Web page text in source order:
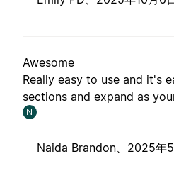
Awesome
Really easy to use and it's
sections and expand as
N
Naida Brandon、 2025年